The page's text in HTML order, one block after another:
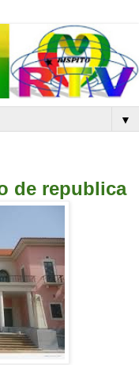
▼
de republica